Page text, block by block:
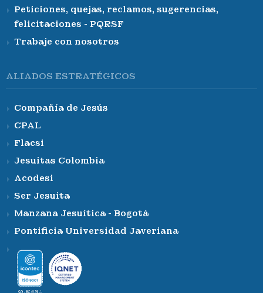
Peticiones, quejas, reclamos, sugerencias,
felicitaciones - PQRSF
Trabaje con nosotros
ALIADOS ESTRATÉGICOS
Compañía de Jesús
CPAL
Flacsi
Jesuitas Colombia
Acodesi
Ser Jesuita
Manzana Jesuítica - Bogotá
Pontificia Universidad Javeriana